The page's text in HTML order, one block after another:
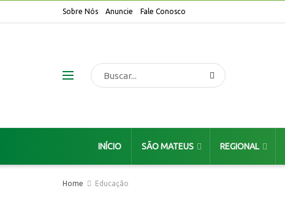
Sobre Nós Anuncie Fale Conosco
INÍCIO SÃO MATEUS REGIONAL
Home Educação